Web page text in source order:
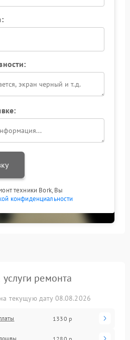
техники Bork, Вы
конфиденциальности
ремонта
текущую дату 08.08.2026
1330 р